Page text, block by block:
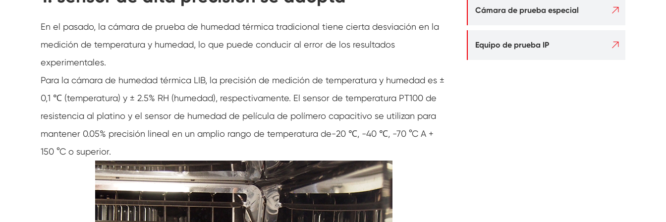
Cámara de humedad de temperatura
Spray de sal combinado y cámara de
Unidad de condición ambiental controlada
de temperatura y humedad
Cámara de prueba de temperatura y presión
de aire baja
temperatura
Gasa de bulbo húmedo para cámaras de
humedad de temperatura
Cámara de prueba ambiental versátil
En el pasado, la cámara de prueba de humedad térmica tradicional tiene cierta desviación en la
medición de temperatura y humedad, lo que puede conducir al error de los resultados
experimentales.
Para la cámara de humedad térmica LIB, la precisión de medición de temperatura y humedad es ±
0,1 ℃ (temperatura) y ± 2.5% RH (humedad), respectivamente. El sensor de temperatura PT100 de
resistencia al platino y el sensor de humedad de película de polímero capacitivo se utilizan para
mantener 0.05% precisión lineal en un amplio rango de temperatura de-20 ℃, -40 ℃, -70 °C A +
150 °C o superior.
Cámara de prueba especial 
Equipo de prueba IP 